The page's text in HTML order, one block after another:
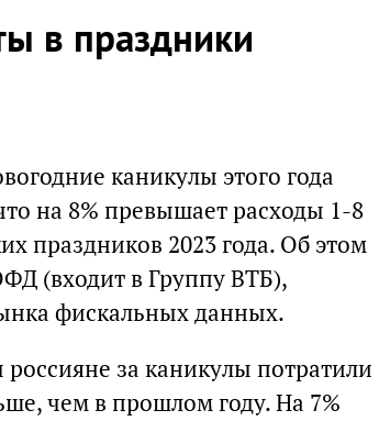
в праздники
каникулы этого года
на 8% превышает расходы 1-8
праздников 2023 года. Об этом
(входит в Группу ВТБ),
фискальных данных.
за каникулы потратили
чем в прошлом году. На 7%